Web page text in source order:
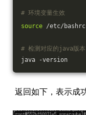
# 环境变量生效
source /etc/bashrc
# 检测对应的java版本
java -version
返回如下，表示成